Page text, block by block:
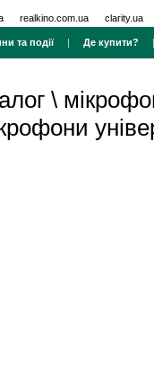
realkino.com.ua clarity.ua
та події| Де купити?
\